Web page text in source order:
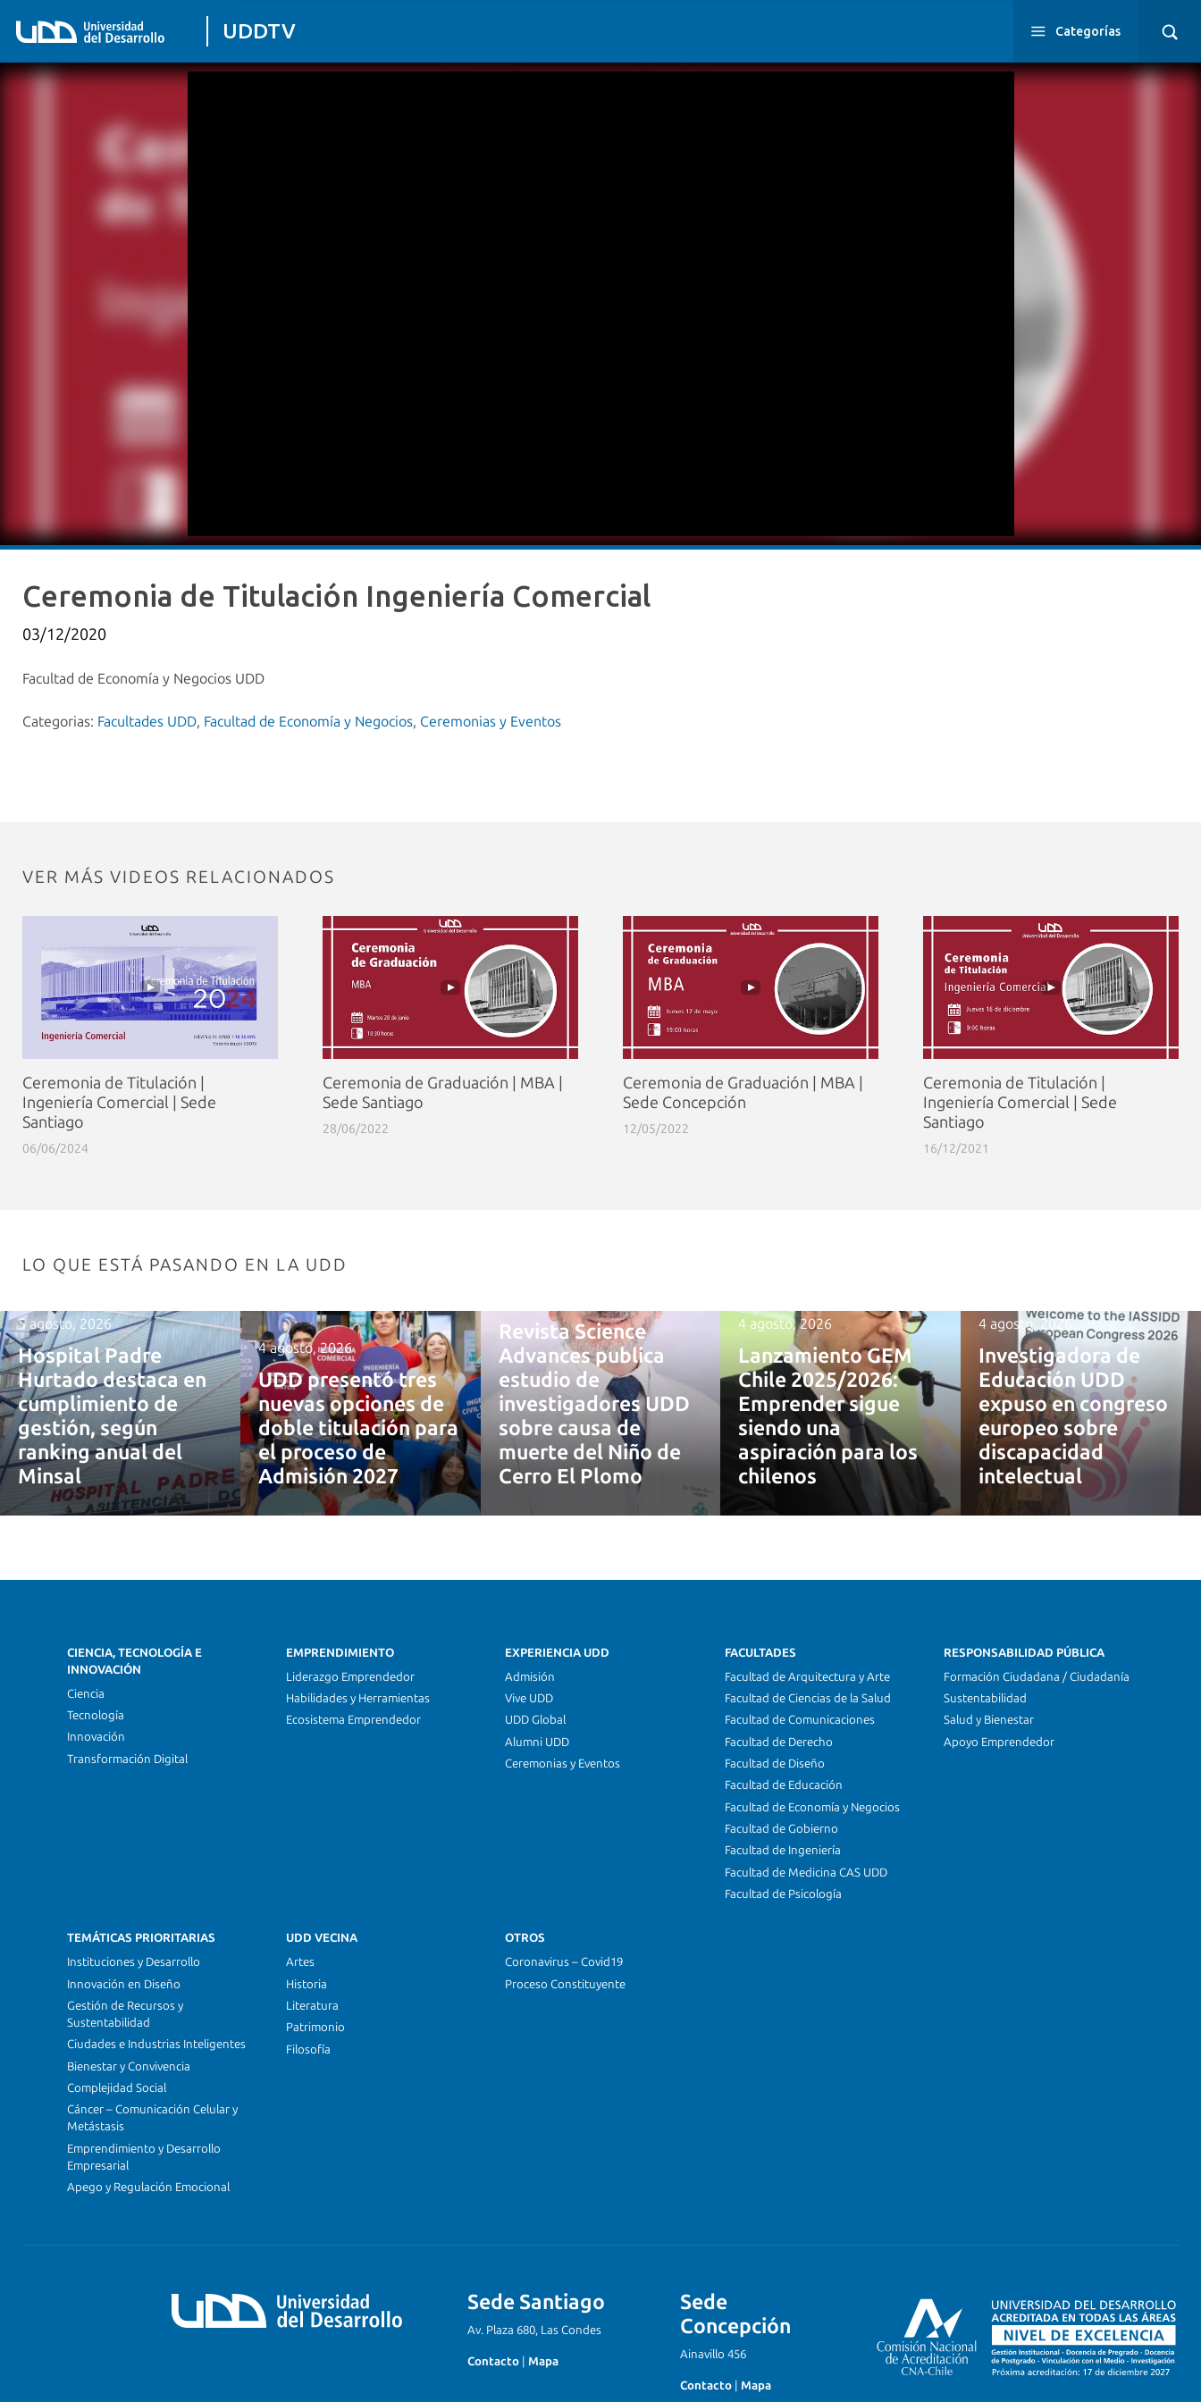
UDDTV Categorías
Ceremonia de Titulación Ingeniería Comercial
03/12/2020
Facultad de Economía y Negocios UDD
Categorias: Facultades UDD, Facultad de Economía y Negocios, Ceremonias y Eventos
VER MÁS VIDEOS RELACIONADOS
Ceremonia de Titulación |
Ingeniería Comercial | Sede
Santiago
06/06/2024
Ceremonia de Graduación | MBA |
Sede Santiago
28/06/2022
Ceremonia de Graduación | MBA |
Sede Concepción
12/05/2022
Ceremonia de Titulación |
Ingeniería Comercial | Sede
Santiago
16/12/2021
LO QUE ESTÁ PASANDO EN LA UDD
5 agosto, 2026
Hospital Padre
Hurtado destaca en
cumplimiento de
gestión, según
ranking anual del
Minsal
4 agosto, 2026
UDD presentó tres
nuevas opciones de
doble titulación para
el proceso de
Admisión 2027
Revista Science
Advances publica
estudio de
investigadores UDD
sobre causa de
muerte del Niño de
Cerro El Plomo
4 agosto, 2026
Lanzamiento GEM
Chile 2025/2026:
Emprender sigue
siendo una
aspiración para los
chilenos
4 agosto, 2026
Investigadora de
Educación UDD
expuso en congreso
europeo sobre
discapacidad
intelectual
CIENCIA, TECNOLOGÍA E
INNOVACIÓN
Ciencia
Tecnología
Innovación
Transformación Digital
EMPRENDIMIENTO
Liderazgo Emprendedor
Habilidades y Herramientas
Ecosistema Emprendedor
EXPERIENCIA UDD
Admisión
Vive UDD
UDD Global
Alumni UDD
Ceremonias y Eventos
FACULTADES
Facultad de Arquitectura y Arte
Facultad de Ciencias de la Salud
Facultad de Comunicaciones
Facultad de Derecho
Facultad de Diseño
Facultad de Educación
Facultad de Economía y Negocios
Facultad de Gobierno
Facultad de Ingeniería
Facultad de Medicina CAS UDD
Facultad de Psicología
RESPONSABILIDAD PÚBLICA
Formación Ciudadana / Ciudadanía
Sustentabilidad
Salud y Bienestar
Apoyo Emprendedor
TEMÁTICAS PRIORITARIAS
Instituciones y Desarrollo
Innovación en Diseño
Gestión de Recursos y
Sustentabilidad
Ciudades e Industrias Inteligentes
Bienestar y Convivencia
Complejidad Social
Cáncer – Comunicación Celular y
Metástasis
Emprendimiento y Desarrollo
Empresarial
Apego y Regulación Emocional
UDD VECINA
Artes
Historia
Literatura
Patrimonio
Filosofía
OTROS
Coronavirus – Covid19
Proceso Constituyente
Sede Santiago
Av. Plaza 680, Las Condes
Contacto Mapa
Sede
Concepción
Ainavillo 456
Contacto Mapa